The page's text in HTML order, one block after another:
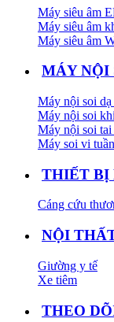
Máy siêu âm
Máy siêu âm
Máy siêu âm
MÁY NỘI
Máy nội soi
Máy nội soi
Máy nội soi
Máy soi vi
THIẾT BỊ
Cáng cứu
NỘI
Giường y tế
Xe tiêm
THEO